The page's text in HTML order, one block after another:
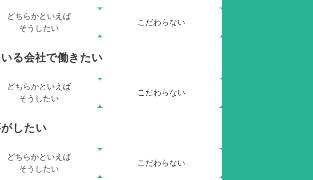
どちらかといえば
そうしたい
こだわらない
る会社で働きたい
どちらかといえば
そうしたい
こだわらない
したい
どちらかといえば
そうしたい
こだわらない